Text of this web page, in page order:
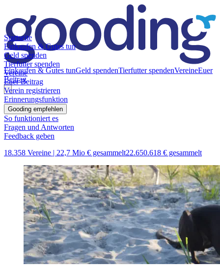
Einkaufen & Gutes tunGeld spendenTierfutter spendenVereineEuer
Beitrag
Startseite
Einkaufen & Gutes tun
Geld spenden
Tierfutter spenden
Vereine
Euer Beitrag
Verein registrieren
Erinnerungsfunktion
Gooding empfehlen
So funktioniert es
Fragen und Antworten
Feedback geben
18.358 Vereine | 22,7 Mio € gesammelt22.650.618 € gesammelt